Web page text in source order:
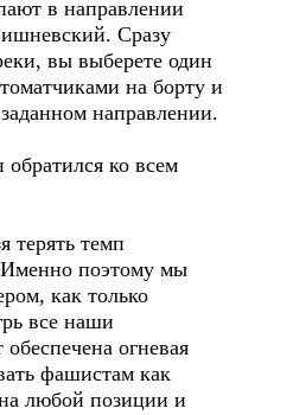
в направлении
Сразу
вы выберете один
на борту и
направлении.
ко всем
терять темп
поэтому мы
как только
все наши
обеспечена огневая
фашистам как
на любой позиции и